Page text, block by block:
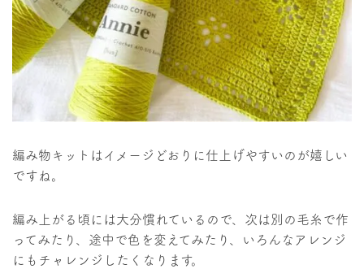
編み物キットはイメージどおりに仕上げやすいのが嬉しい
ですね。
編み上がる頃には大分慣れているので、次は別の毛糸で作
ってみたり、途中で色を変えてみたり、いろんなアレンジ
にもチャレンジしたくなります。